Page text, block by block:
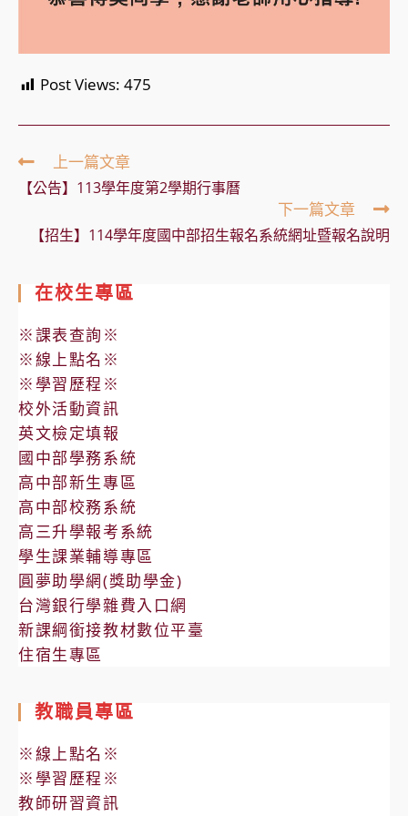
Post Views: 475
Read
more
articles
上一篇文章
【公告】113學年度第2學期行事曆
下一篇文章
【招生】114學年度國中部招生報名系統網址暨報名說明
在校生專區
※課表查詢※
※線上點名※
※學習歷程※
校外活動資訊
英文檢定填報
國中部學務系統
高中部新生專區
高中部校務系統
高三升學報考系統
學生課業輔導專區
圓夢助學網(獎助學金)
台灣銀行學雜費入口網
新課綱銜接教材數位平臺
住宿生專區
教職員專區
※線上點名※
※學習歷程※
教師研習資訊